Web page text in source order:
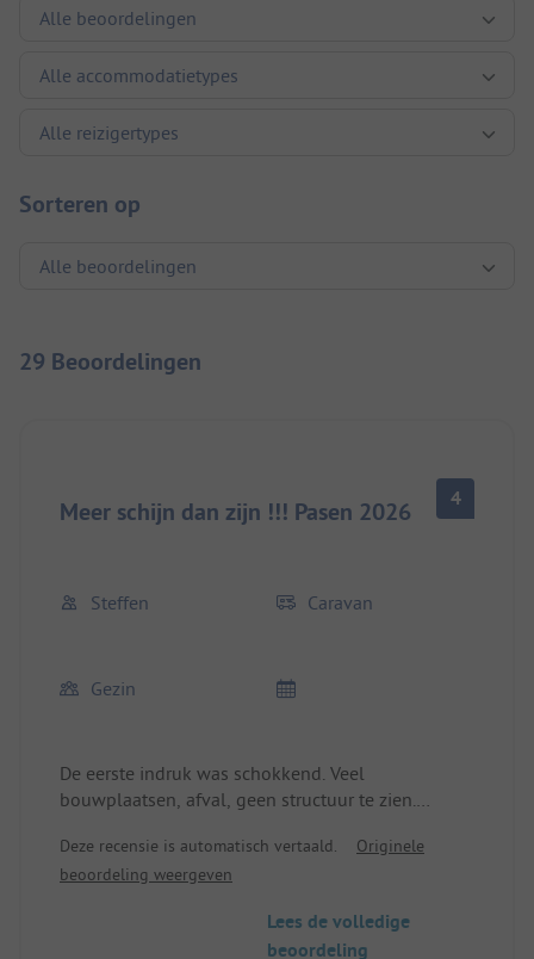
Sorteren op
29 Beoordelingen
Meer schijn dan zijn !!! Pasen 2026 4
Steffen Caravan
Gezin
De eerste indruk was schokkend. Veel
bouwplaatsen, afval, geen structuur te zien.
allang verouderd. Veel is niet slecht bedacht, maar
niet afgemaakt. Onderhoud is nauwelijks zichtbaar.
geweest, alles vervalt helaas. Het is eerder een
Deze recensie is automatisch vertaald.
Originele
beoordeling weergeven
Lees de volledige
beoordeling